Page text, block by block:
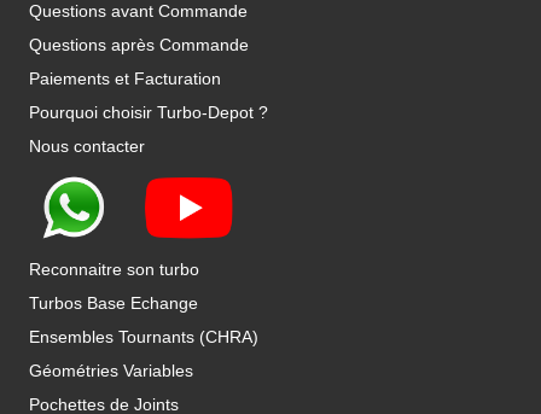
Questions avant Commande
Questions après Commande
Paiements et Facturation
Pourquoi choisir Turbo-Depot ?
Nous contacter
Reconnaitre son turbo
Turbos Base Echange
Ensembles Tournants (CHRA)
Géométries Variables
Pochettes de Joints